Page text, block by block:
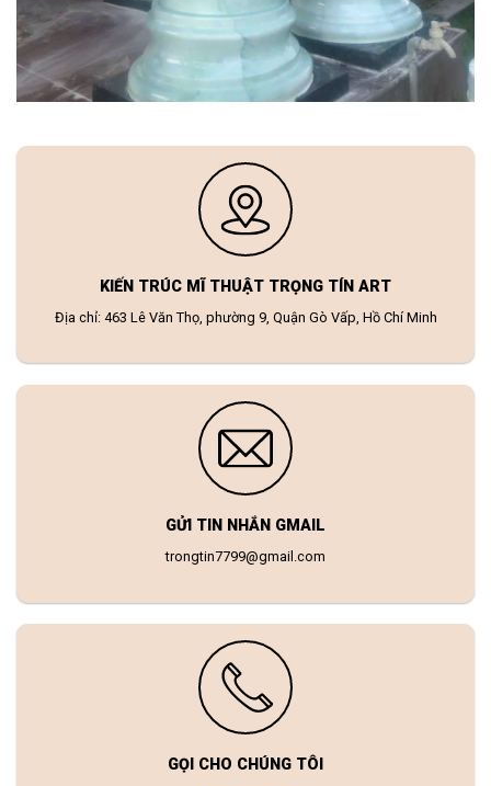
KIẾN TRÚC MĨ THUẬT TRỌNG TÍN ART
Địa chỉ: 463 Lê Văn Thọ, phường 9, Quận Gò Vấp, Hồ Chí Minh
GỬI TIN NHẮN GMAIL
trongtin7799@gmail.com
GỌI CHO CHÚNG TÔI